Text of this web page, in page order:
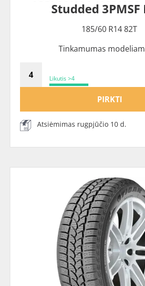
Studded 3PMSF
185/60 R14 82T
Tinkamumas
Likutis >4
PIRKTI
Atsiėmimas rugpjūčio 10 d.